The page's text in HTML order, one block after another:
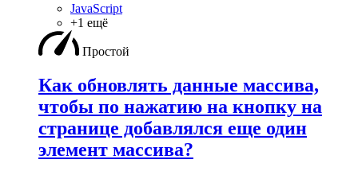
JavaScript
+1 ещё
Простой
Как обновлять данные массива,
чтобы по нажатию на кнопку на
странице добавлялся еще один
элемент массива?